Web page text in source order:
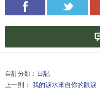
自訂分類： 日記
上一則： 我的淚水來自你的眼淚